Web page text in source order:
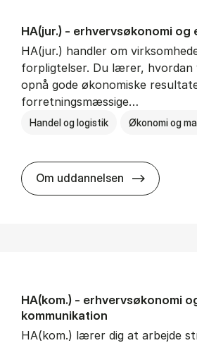
HA(jur.) - erhvervs­økonomi og
HA(jur.) handler om
forpligtelser. Du lærer, hvordan
opnå gode økonomiske
forretningsmæssige…
Handel og logistik Økonomi og
Om uddannelsen HA(jur.) -
HA(kom.) - erhvervs­økonomi
kommunikation
HA(kom.) lærer dig at arbejde